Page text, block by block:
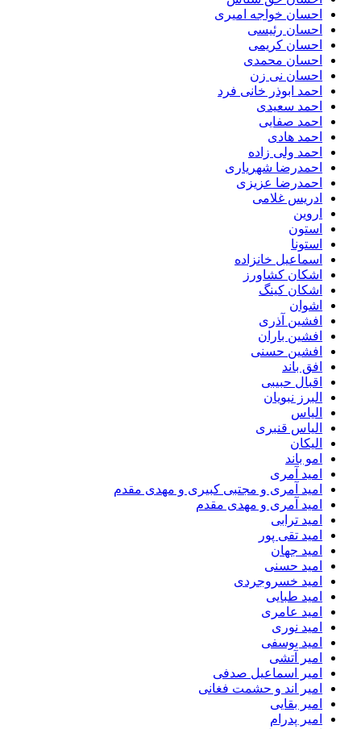
احسان خواجه امیری
احسان رئیسی
احسان کریمی
احسان محمدی
احسان نی زن
احمد ابوذر خانی فرد
احمد سعیدی
احمد صفایی
احمد هادی
احمد ولی زاده
احمدرضا شهریاری
احمدرضا عزیزی
ادریس غلامی
اروین
استون
استونا
اسماعیل خانزاده
اشکان کشاورز
اشکان کینگ
اشوان
افشین آذری
افشین باران
افشین حسنی
افق باند
اقبال حبیبی
البرز نبویان
الیاس
الیاس قنبرى
الیکان
امو باند
امید آمری
امید آمری و مجتبی کبیری و مهدى مقدم
امید آمری و مهدی مقدم
امید ترابی
امید تقی پور
امید جهان
امید حسنی
امید خسروجردی
امید طبایی
امید عامری
امید نوری
امید یوسفی
امیر آتشی
امیر اسماعیل صدفی
امیر اند و حشمت فغانی
امیر بقایی
امیر پدرام